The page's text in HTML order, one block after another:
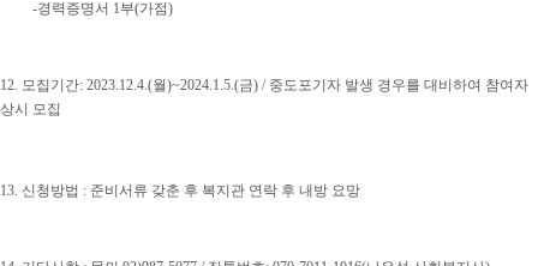
-경력증명서 1부(가점)
12. 모집기간: 2023.12.4.(월)~2024.1.5.(금) / 중도포기자 발생 경우를 대비하여 참여자
상시 모집
13. 신청방법 : 준비서류 갖춘 후 복지관 연락 후 내방 요망